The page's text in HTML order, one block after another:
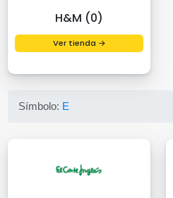
H&M (0)
Ver tienda →
Símbolo: E